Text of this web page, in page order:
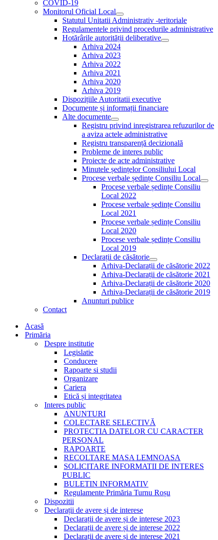
COVID-19
Monitorul Oficial Local
Show
sub
menu
Statutul Unitatii Administrativ -teritoriale
Regulamentele privind procedurile administrative
Hotărârile autorității deliberative
Show
Arhiva 2024
Arhiva 2023
Arhiva 2022
Arhiva 2021
Arhiva 2020
Arhiva 2019
Dispozițiile Autoritatii executive
Documente și informații financiare
Alte documente
Show
sub
menu
Registru privind inregistrarea refuzurilor de
a aviza actele administrative
Registru transparență decizională
Probleme de interes public
Proiecte de acte administrative
Minutele ședințelor Consiliului Local
Procese verbale ședințe Consiliu Local
Procese verbale ședințe Consiliu
Local 2022
Procese verbale ședințe Consiliu
Local 2021
Procese verbale ședințe Consiliu
Local 2020
Procese verbale ședințe Consiliu
Local 2019
Declarații de căsătorie
Show
sub
menu
Arhiva-Declarații de căsătorie 2022
Arhiva-Declarații de căsătorie 2021
Arhiva-Declarații de căsătorie 2020
Arhiva-Declarații de căsătorie 2019
Anunturi publice
Contact
Acasă
Primăria
Despre institutie
Legislatie
Conducere
Rapoarte si studii
Organizare
Cariera
Etică și integritatea
Interes public
ANUNTURI
COLECTARE SELECTIVĂ
PROTECTIA DATELOR CU CARACTER
PERSONAL
RAPOARTE
RECOLTARE MASA LEMNOASA
SOLICITARE INFORMATII DE INTERES
PUBLIC
BULETIN INFORMATIV
Regulamente Primăria Turnu Roșu
Dispozitii
Declarații de avere și de interese
Declarații de avere și de interese 2023
Declarații de avere și de interese 2022
Declarații de avere și de interese 2021